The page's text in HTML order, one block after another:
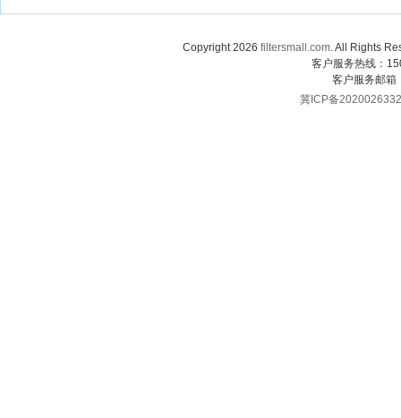
Copyright 2026 filtersmall.com. All Rights
客户服务热线：
客户服务邮箱
冀ICP备